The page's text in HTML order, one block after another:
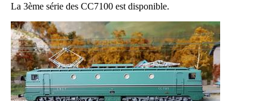
La 3ème série des CC7100 est disponible.